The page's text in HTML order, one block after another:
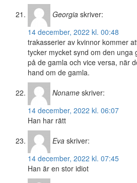
Georgia skriver:
14 december, 2022 kl. 00:48
trakasserier av kvinnor kommer
tycker mycket synd om den unga
på de gamla och vice versa, när
hand om de gamla.
Noname skriver:
14 december, 2022 kl. 06:07
Han har rätt
Eva skriver:
14 december, 2022 kl. 07:45
Han är en stor idiot